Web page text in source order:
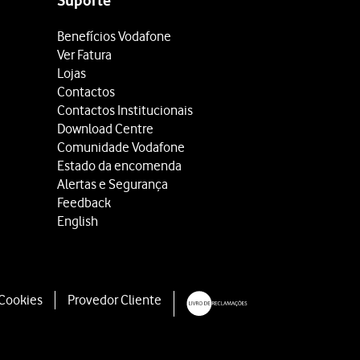
Benefícios Vodafone
Ver Fatura
Lojas
Contactos
Contactos Institucionais
Download Centre
Comunidade Vodafone
Estado da encomenda
Alertas e Segurança
Feedback
English
Provedor Cliente